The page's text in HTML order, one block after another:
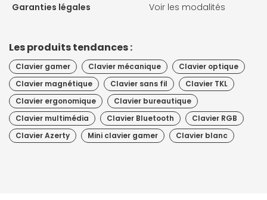
Garanties légales
Voir les modalités
Les produits tendances :
Clavier gamer Clavier mécanique
Clavier optique
Clavier magnétique
Clavier sans fil
Clavier TKL
Clavier ergonomique
Clavier bureautique
Clavier multimédia
Clavier Bluetooth
Clavier RGB
Clavier Azerty
Mini clavier gamer Clavier blanc